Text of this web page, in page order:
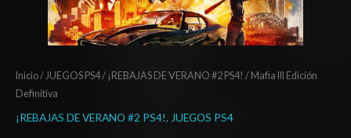
Inicio/ JUEGOS PS4/ ¡REBAJAS DE VERANO #2 PS4! / Mafia III Edición
Definitiva
¡REBAJAS DE VERANO #2 PS4!, JUEGOS PS4